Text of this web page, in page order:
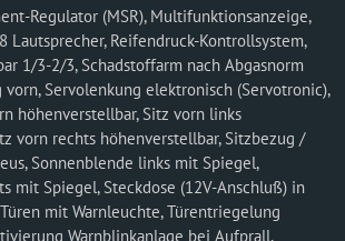
Regulator (MSR), Multifunktionsanzeige,
Lautsprecher, Reifendruck-Kontrollsystem,
1/3-2/3, Schadstoffarm nach Abgasnorm
vorn, Servolenkung elektronisch (Servotronic),
höhenverstellbar, Sitz vorn links
vorn rechts höhenverstellbar, Sitzbezug /
Sonnenblende links mit Spiegel,
mit Spiegel, Steckdose (12V-Anschluß) in
mit Warnleuchte, Türentriegelung
Warnblinkanlage bei Aufprall,